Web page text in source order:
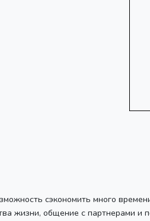
сэкономить много
жизни, общение с партнерами